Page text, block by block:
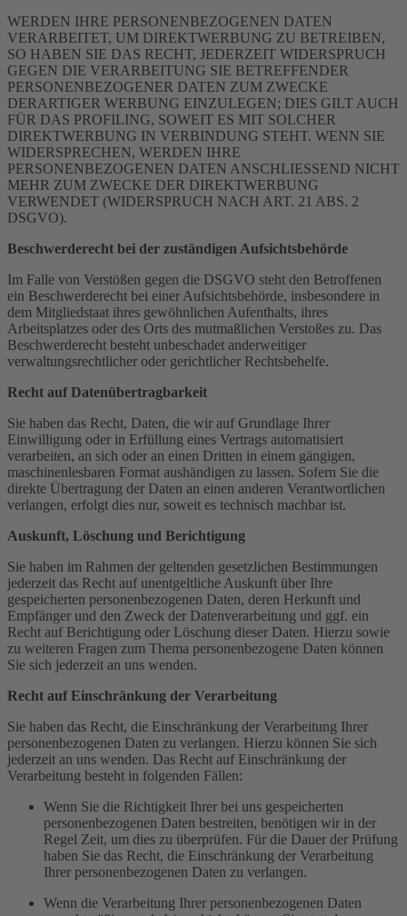
WERDEN IHRE PERSONENBEZOGENEN DATEN
VERARBEITET, UM DIREKTWERBUNG ZU BETREIBEN,
SO HABEN SIE DAS RECHT, JEDERZEIT WIDERSPRUCH
GEGEN DIE VERARBEITUNG SIE BETREFFENDER
PERSONENBEZOGENER DATEN ZUM ZWECKE
DERARTIGER WERBUNG EINZULEGEN; DIES GILT AUCH
FÜR DAS PROFILING, SOWEIT ES MIT SOLCHER
DIREKTWERBUNG IN VERBINDUNG STEHT. WENN SIE
WIDERSPRECHEN, WERDEN IHRE
PERSONENBEZOGENEN DATEN ANSCHLIESSEND NICHT
MEHR ZUM ZWECKE DER DIREKTWERBUNG
VERWENDET (WIDERSPRUCH NACH ART. 21 ABS. 2
DSGVO).
Beschwerde­recht bei der zuständigen Aufsichts­behörde
Im Falle von Verstößen gegen die DSGVO steht den Betroffenen
ein Beschwerderecht bei einer Aufsichtsbehörde, insbesondere in
dem Mitgliedstaat ihres gewöhnlichen Aufenthalts, ihres
Arbeitsplatzes oder des Orts des mutmaßlichen Verstoßes zu. Das
Beschwerderecht besteht unbeschadet anderweitiger
verwaltungsrechtlicher oder gerichtlicher Rechtsbehelfe.
Recht auf Daten­übertrag­barkeit
Sie haben das Recht, Daten, die wir auf Grundlage Ihrer
Einwilligung oder in Erfüllung eines Vertrags automatisiert
verarbeiten, an sich oder an einen Dritten in einem gängigen,
maschinenlesbaren Format aushändigen zu lassen. Sofern Sie die
direkte Übertragung der Daten an einen anderen Verantwortlichen
verlangen, erfolgt dies nur, soweit es technisch machbar ist.
Auskunft, Löschung und Berichtigung
Sie haben im Rahmen der geltenden gesetzlichen Bestimmungen
jederzeit das Recht auf unentgeltliche Auskunft über Ihre
gespeicherten personenbezogenen Daten, deren Herkunft und
Empfänger und den Zweck der Datenverarbeitung und ggf. ein
Recht auf Berichtigung oder Löschung dieser Daten. Hierzu sowie
zu weiteren Fragen zum Thema personenbezogene Daten können
Sie sich jederzeit an uns wenden.
Recht auf Einschränkung der Verarbeitung
Sie haben das Recht, die Einschränkung der Verarbeitung Ihrer
personenbezogenen Daten zu verlangen. Hierzu können Sie sich
jederzeit an uns wenden. Das Recht auf Einschränkung der
Verarbeitung besteht in folgenden Fällen:
Wenn Sie die Richtigkeit Ihrer bei uns gespeicherten
personenbezogenen Daten bestreiten, benötigen wir in der
Regel Zeit, um dies zu überprüfen. Für die Dauer der Prüfung
haben Sie das Recht, die Einschränkung der Verarbeitung
Ihrer personenbezogenen Daten zu verlangen.
Wenn die Verarbeitung Ihrer personenbezogenen Daten